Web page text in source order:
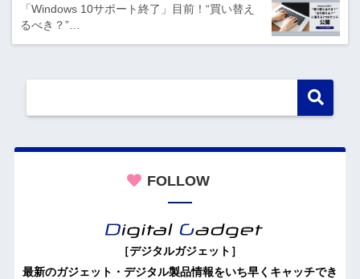
「Windows 10サポート終了」目前！“買い替え
るべき？”…
FOLLOW
［デジタルガジェット］
最新のガジェット・デジタル製品情報をいち早くキャッチでき